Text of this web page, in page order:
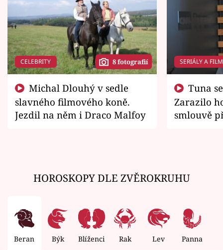
CELEBRITY 8 fotografií
slavného filmového koně.
Jezdil na něm i Draco Malfoy
SERIÁLY A
Zarazilo
smlouvě
HOROSKOPY DLE ZVĚROKRUHU
Beran Býk Blíženci Rak Lev Panna